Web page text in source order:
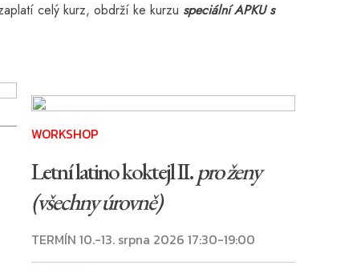
celý kurz, obdrží ke kurzu speciální APKU s
WORKSHOP
Letní latino koktejl II.pro ženy
(všechny úrovně)
TERMÍN 10.-13. srpna 2026 17:30-19:00